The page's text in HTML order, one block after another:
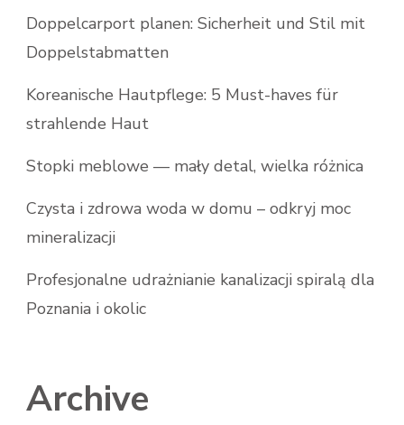
Doppelcarport planen: Sicherheit und Stil mit
Doppelstabmatten
Koreanische Hautpflege: 5 Must-haves für
strahlende Haut
Stopki meblowe — mały detal, wielka różnica
Czysta i zdrowa woda w domu – odkryj moc
mineralizacji
Profesjonalne udrażnianie kanalizacji spiralą dla
Poznania i okolic
Archive